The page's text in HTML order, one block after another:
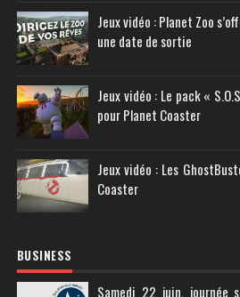
Jeux vidéo : Planet Zoo
une date de sortie
Jeux vidéo : Le pack «
pour Planet Coaster
Jeux vidéo : Les
Coaster
BUSINESS
Samedi 22 juin, journée